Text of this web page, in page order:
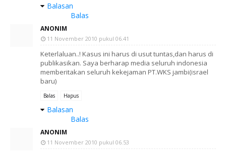
Balasan
Balas
ANONIM
11 November 2010 pukul 06.41
Keterlaluan..! Kasus ini harus di usut tuntas,dan harus di
publikasikan. Saya berharap media seluruh indonesia
memberitakan seluruh kekejaman PT.WKS jambi(israel
baru)
Balas Hapus
Balasan
Balas
ANONIM
11 November 2010 pukul 06.53